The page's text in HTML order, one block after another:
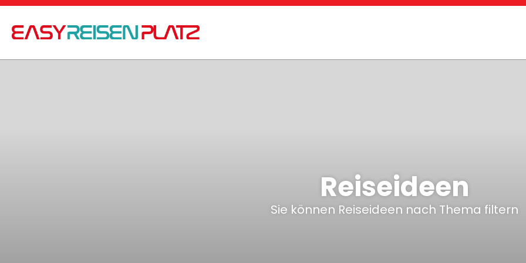
Reiseideen
Sie können Reiseideen nach Thema filtern